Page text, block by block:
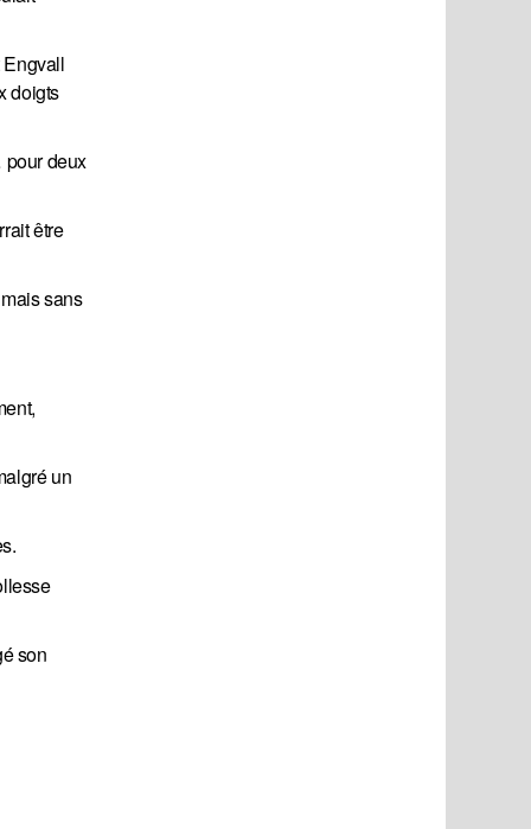
Engvall
doigts
pour deux
être
sans
un
son